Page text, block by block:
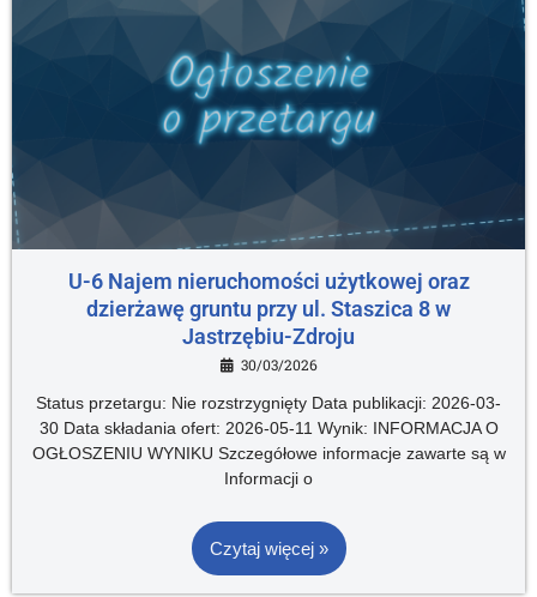
U-6 Najem nieruchomości użytkowej oraz
dzierżawę gruntu przy ul. Staszica 8 w
Jastrzębiu-Zdroju
30/03/2026
Status przetargu: Nie rozstrzygnięty Data publikacji: 2026-03-
30 Data składania ofert: 2026-05-11 Wynik: INFORMACJA O
OGŁOSZENIU WYNIKU Szczegółowe informacje zawarte są w
Informacji o
Czytaj więcej »